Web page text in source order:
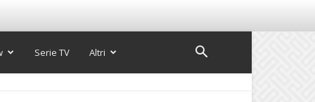
Serie TV Altri